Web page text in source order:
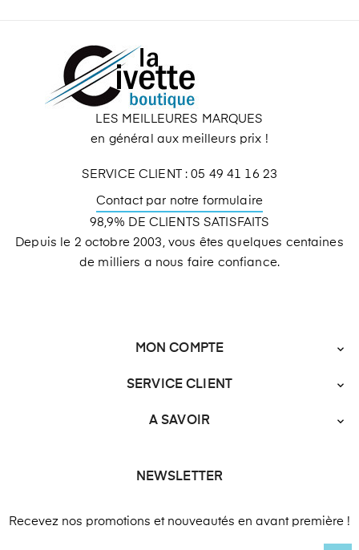
LES MEILLEURES MARQUES
en général aux meilleurs prix !
SERVICE CLIENT : 05 49 41 16 23
Contact par notre formulaire
98,9% DE CLIENTS SATISFAITS
Depuis le 2 octobre 2003, vous êtes quelques centaines
de milliers a nous faire confiance.
MON COMPTE 
SERVICE CLIENT 
A SAVOIR 
NEWSLETTER
Recevez nos promotions et nouveautés en avant première !